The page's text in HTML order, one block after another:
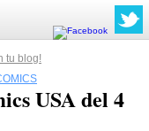
tu blog!
USA del 4